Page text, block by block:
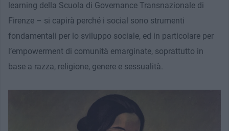
learning della Scuola di Governance Transnazionale di
Firenze – si capirà perché i social sono strumenti
fondamentali per lo sviluppo sociale, ed in particolare per
l’empowerment di comunità emarginate, soprattutto in
base a razza, religione, genere e sessualità.